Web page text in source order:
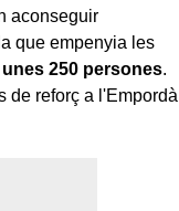
aconseguir
que empenyia les
250 persones.
de reforç a l'Empordà